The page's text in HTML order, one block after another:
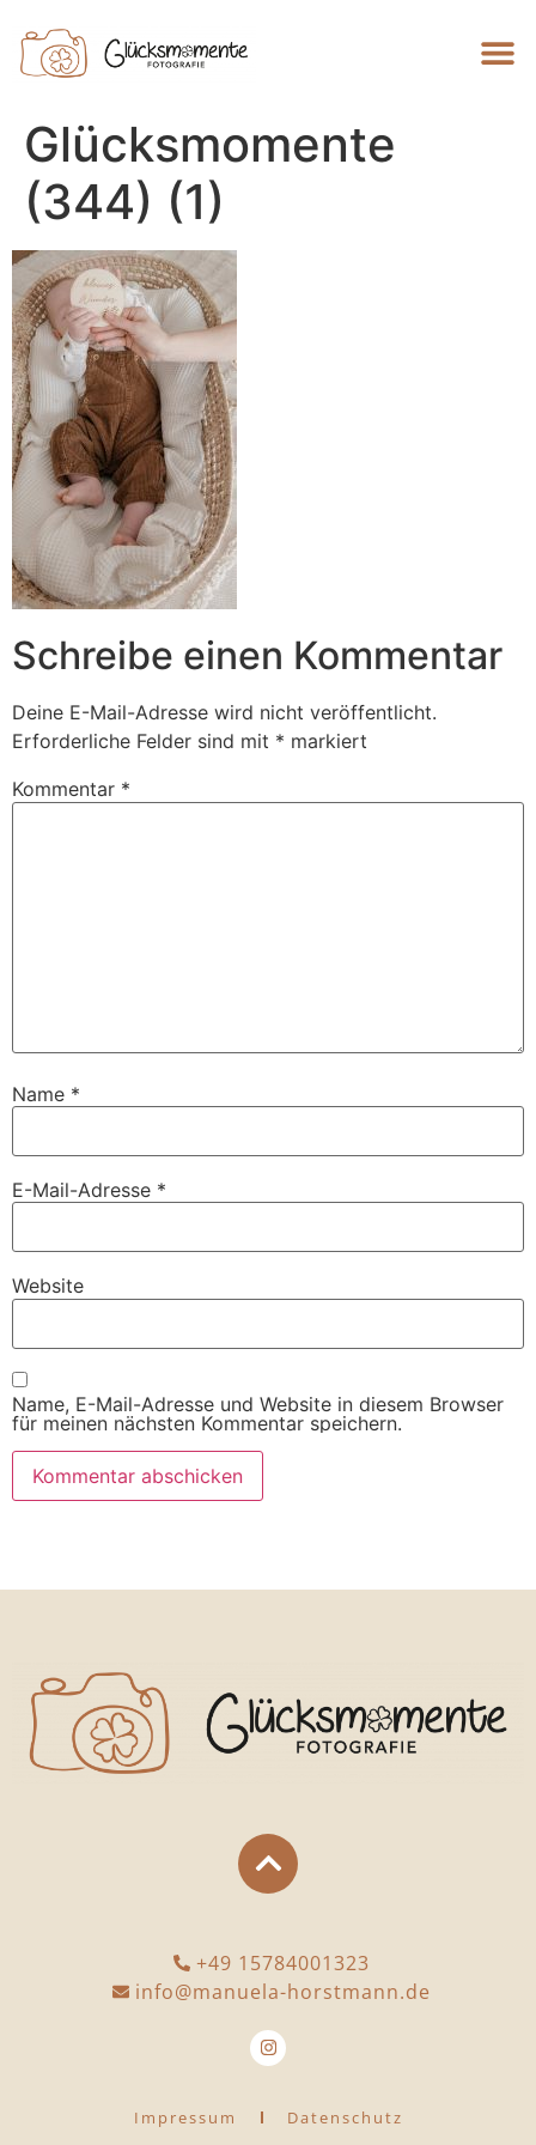
Glücksmomente
(344) (1)
Schreibe einen Kommentar
Deine E-Mail-Adresse wird nicht veröffentlicht.
Erforderliche Felder sind mit * markiert
Kommentar *
Name *
E-Mail-Adresse *
Website
Name, E-Mail-Adresse und Website in diesem Browser
für meinen nächsten Kommentar speichern.
+49 15784001323
info@manuela-horstmann.de
Impressum Datenschutz